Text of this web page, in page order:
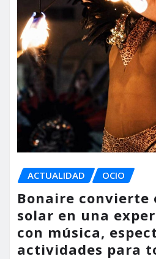
ACTUALIDAD OCIO
Bonaire convierte
solar en una
con música,
actividades para